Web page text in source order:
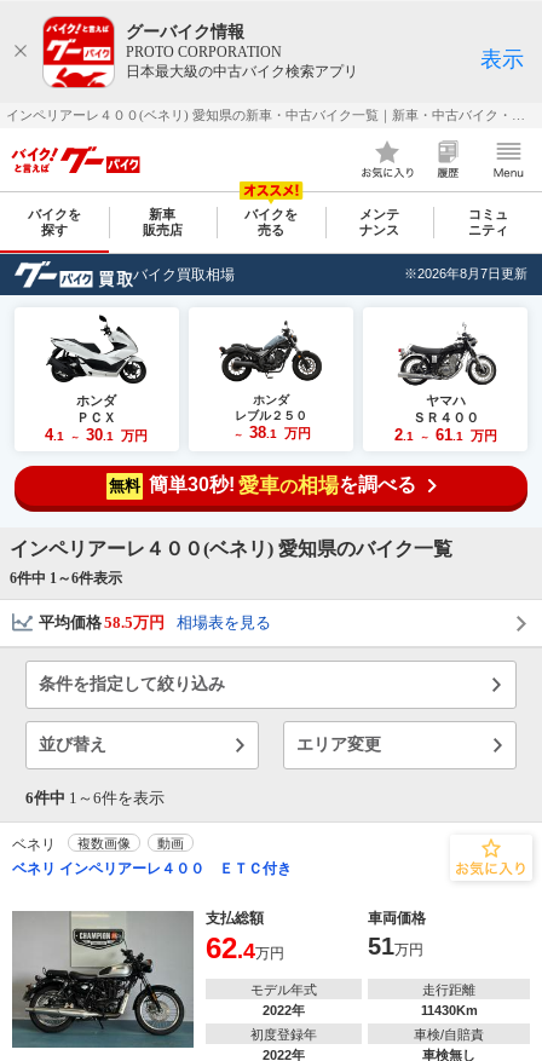
グーバイク情報
PROTO CORPORATION
日本最大級の中古バイク検索アプリ
表示
バイクを
探す
新車
販売店
バイクを
売る
メンテ
ナンス
コミュ
ニティ
バイク買取相場 ※2026年8月7日更新
ホンダ
ＰＣＸ
4.1 ～ 30 .1 万円
ホンダ
レブル２５０
～ 38.1 万円
ヤマハ
ＳＲ４００
2.1 ～ 61.1 万円
無料 簡単30秒! 愛車の相場を調べる
インペリアーレ４００(ベネリ) 愛知県のバイク一覧
6件中 1～6件表示
平均価格58.5万円 相場表を見る
条件を指定して絞り込み
並び替え エリア変更
6件中 1～ 6件を表示
ベネリ 複数画像 動画
ベネリ インペリアーレ４００ ＥＴＣ付き
支払総額 車両価格
62.4万円 51万円
モデル年式
2022年
走行距離
11430Km
初度登録年
2022年
車検/自賠責
車検無し